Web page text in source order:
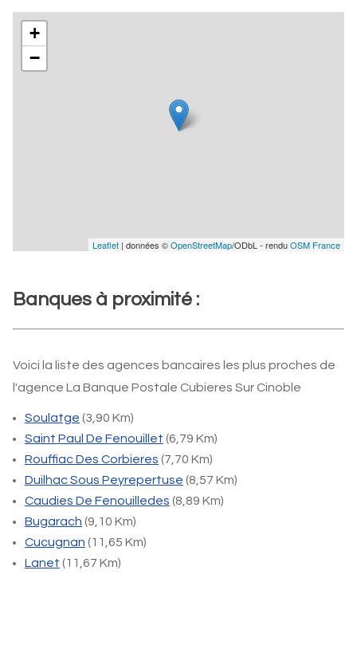
+
−
Leaflet | données ©OpenStreetMap/ODbL - renduOSM France
Banques à proximité :
Voici la liste des agences bancaires les plus proches de
l'agence La Banque Postale Cubieres Sur Cinoble
Soulatge (3,90 Km)
Saint Paul De Fenouillet (6,79 Km)
Rouffiac Des Corbieres (7,70 Km)
Duilhac Sous Peyrepertuse (8,57 Km)
Caudies De Fenouilledes (8,89 Km)
Bugarach (9,10 Km)
Cucugnan (11,65 Km)
Lanet (11,67 Km)